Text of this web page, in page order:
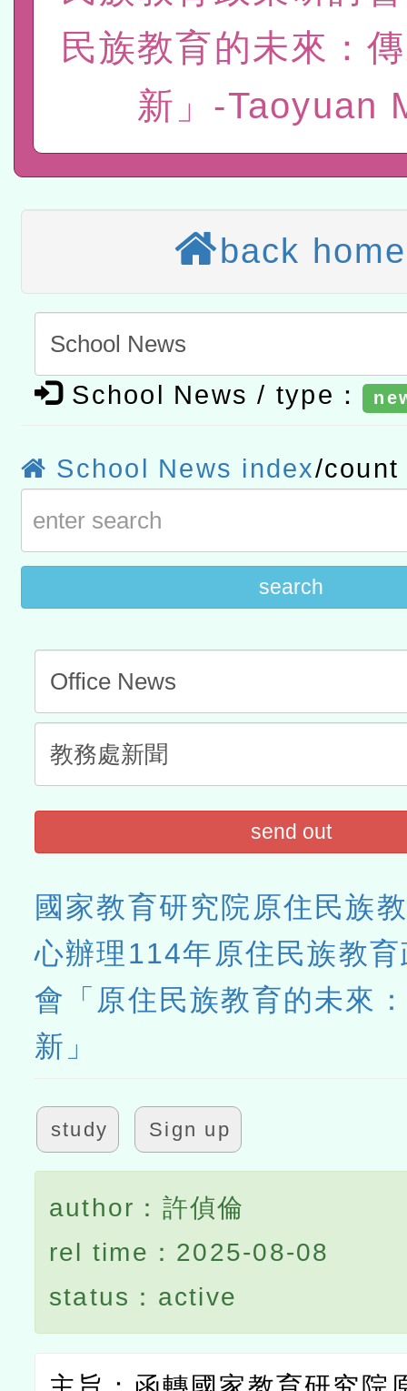
結果公告(無人報名，續辦
適應運動共學行動站研習
讀推動專業研習
科技賦能─人工智慧(AI)工
A3數位素養講師名單
「數位內容與教學軟體線
有關大陸委員會函釋公務
赴陸應申請許可一案
轉知經濟部水利署委託財
研究院辦理「115年表揚
位及節水達人選拔活動」
115年8月22日(星期六)辦
市孔廟祈福系列活動—儒
2026年桃園地景藝術節教
民族教育的未來：
新」-Taoyuan
back home
School News / type：
School News index/count
search
send out
國家教育研究院原住民族
心辦理114年原住民族教
會「原住民族教育的未來
新」
study Sign up
author：許偵倫
rel time：2025-08-08
status：active